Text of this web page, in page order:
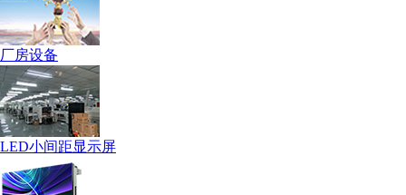
厂房设备
LED小间距显示屏